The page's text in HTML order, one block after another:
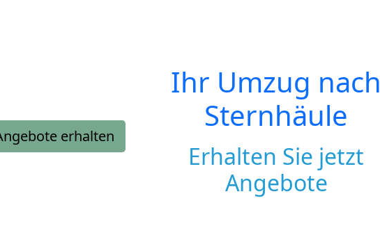
erhalten
Ihr Umzug nach
Sternhäule
Erhalten Sie jetzt
Angebote